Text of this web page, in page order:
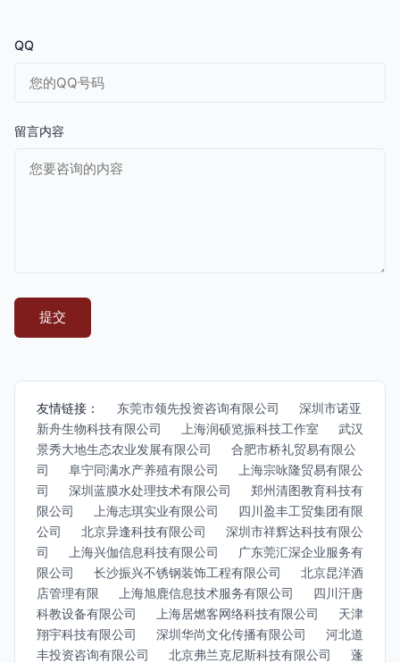
QQ
留言内容
友情链接： 东莞市领先投资咨询有限公司
深圳市诺亚
新舟生物科技有限公司
上海润硕览振科技工作室
武汉
景秀大地生态农业发展有限公司
合肥市桥礼贸易有限公
司
阜宁同满水产养殖有限公司
上海宗咏隆贸易有限公
司
深圳蓝膜水处理技术有限公司
郑州清图教育科技有
限公司
上海志琪实业有限公司
四川盈丰工贸集团有限
公司
北京异逢科技有限公司
深圳市祥辉达科技有限公
司
上海兴伽信息科技有限公司
广东莞汇深企业服务有
限公司
长沙振兴不锈钢装饰工程有限公司
北京昆洋酒
店管理有限
上海旭鹿信息技术服务有限公司
四川汗唐
科教设备有限公司
上海居燃客网络科技有限公司
天津
翔宇科技有限公司
深圳华尚文化传播有限公司
河北道
丰投资咨询有限公司
北京弗兰克尼斯科技有限公司
蓬